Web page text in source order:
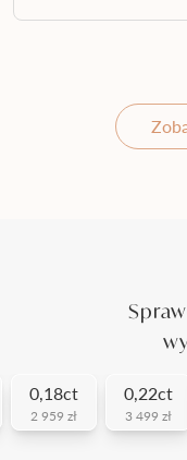
0,18ct
2 959 zł
0,22ct
3 499 zł